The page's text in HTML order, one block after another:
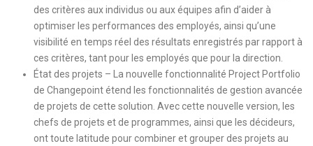
des critères aux individus ou aux équipes afin d’aider à
optimiser les performances des employés, ainsi qu’une
visibilité en temps réel des résultats enregistrés par rapport à
ces critères, tant pour les employés que pour la direction.
État des projets – La nouvelle fonctionnalité Project Portfolio
de Changepoint étend les fonctionnalités de gestion avancée
de projets de cette solution. Avec cette nouvelle version, les
chefs de projets et de programmes, ainsi que les décideurs,
ont toute latitude pour combiner et grouper des projets au